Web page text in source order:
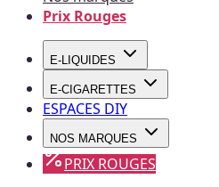
Prix Rouges
E-LIQUIDES
E-CIGARETTES
ESPACES DIY
NOS MARQUES
PRIX ROUGES